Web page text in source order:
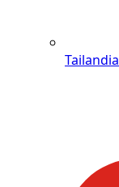
Tailandia